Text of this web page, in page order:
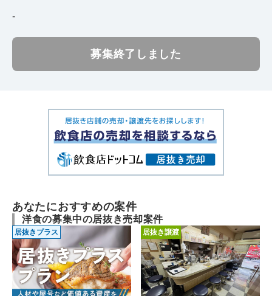
-
募集終了しました
あなたにおすすめの案件
洋食の募集中の居抜き売却案件
居抜きプラス 居抜き譲渡